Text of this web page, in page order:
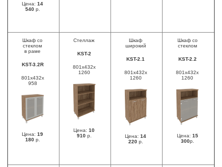
Цена: 14
540р.
Шкаф со
стеклом
в раме
KST-3.2R
801x432x
958
Цена: 19
180р.
Стеллаж
KST-2
801x432x
1260
Цена: 10
910р.
Шкаф
широкий
KST-2.1
801x432x
1260
Цена: 14
220р.
Шкаф со
стеклом
KST-2.2
801x432x
1260
Цена: 15
300р.